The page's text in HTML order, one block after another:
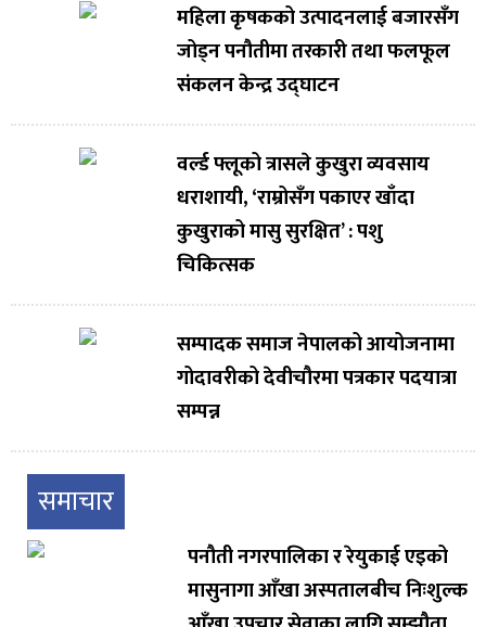
महिला कृषकको उत्पादनलाई बजारसँग
जोड्न पनौतीमा तरकारी तथा फलफूल
संकलन केन्द्र उद्घाटन
वर्ल्ड फ्लूको त्रासले कुखुरा व्यवसाय
धराशायी, ‘राम्रोसँग पकाएर खाँदा
कुखुराको मासु सुरक्षित’ : पशु
चिकित्सक
सम्पादक समाज नेपालको आयोजनामा
गोदावरीको देवीचौरमा पत्रकार पदयात्रा
सम्पन्न
समाचार
पनौती नगरपालिका र रेयुकाई एइको
मासुनागा आँखा अस्पतालबीच निःशुल्क